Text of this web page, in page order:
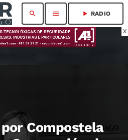
X
search menu play_arrow RADIO
Compostela